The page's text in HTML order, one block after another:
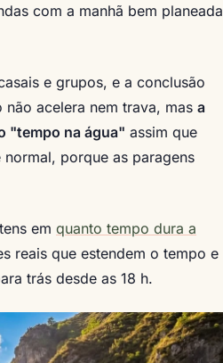
com a manhã bem planeada
e grupos, e a conclusão
acelera nem trava, mas a
"tempo na água" assim que
porque as paragens
em quanto tempo dura a
reais que estendem o tempo e
trás desde as 18 h.